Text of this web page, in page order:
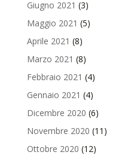
Giugno 2021 (3)
Maggio 2021 (5)
Aprile 2021 (8)
Marzo 2021 (8)
Febbraio 2021 (4)
Gennaio 2021 (4)
Dicembre 2020 (6)
Novembre 2020 (11)
Ottobre 2020 (12)